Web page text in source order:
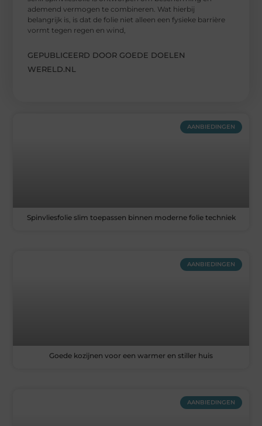
ademend vermogen te combineren. Wat hierbij
belangrijk is, is dat de folie niet alleen een fysieke barrière
vormt tegen regen en wind,
GEPUBLICEERD DOOR GOEDE DOELEN
WERELD.NL
AANBIEDINGEN
Spinvliesfolie slim toepassen binnen moderne folie techniek
AANBIEDINGEN
Goede kozijnen voor een warmer en stiller huis
AANBIEDINGEN